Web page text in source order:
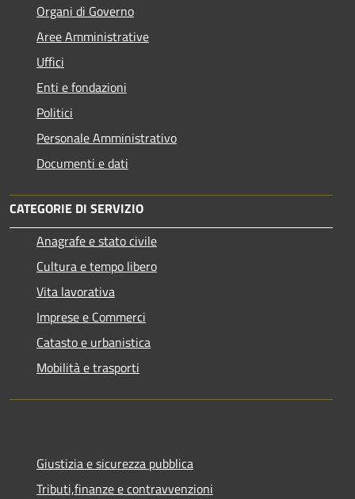
Organi di Governo
Aree Amministrative
Uffici
Enti e fondazioni
Politici
Personale Amministrativo
Documenti e dati
CATEGORIE DI SERVIZIO
Anagrafe e stato civile
Cultura e tempo libero
Vita lavorativa
Imprese e Commerci
Catasto e urbanistica
Mobilità e trasporti
Giustizia e sicurezza pubblica
Tributi,finanze e contravvenzioni